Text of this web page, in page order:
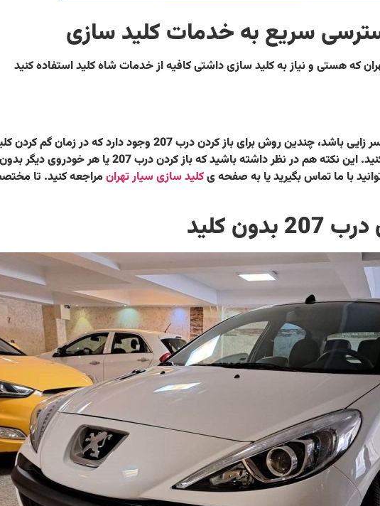
سریع به خدمات کلید سازی
که هستی و نیاز به کلید سازی داشتی کافیه از خدمات شاه کلید استفاده کنید
باز کردن درب 207 بدون کلید می تواند کار دشوار و دردسر زایی باشد، چندین روش
ماشین و قفل شدن ماشین می توانید از آنها استفاده کنید. این
با ما تماس بگیرید یا به صفحه یکلید سازی سیار تهرانمراجعه کنید. تا
کلید